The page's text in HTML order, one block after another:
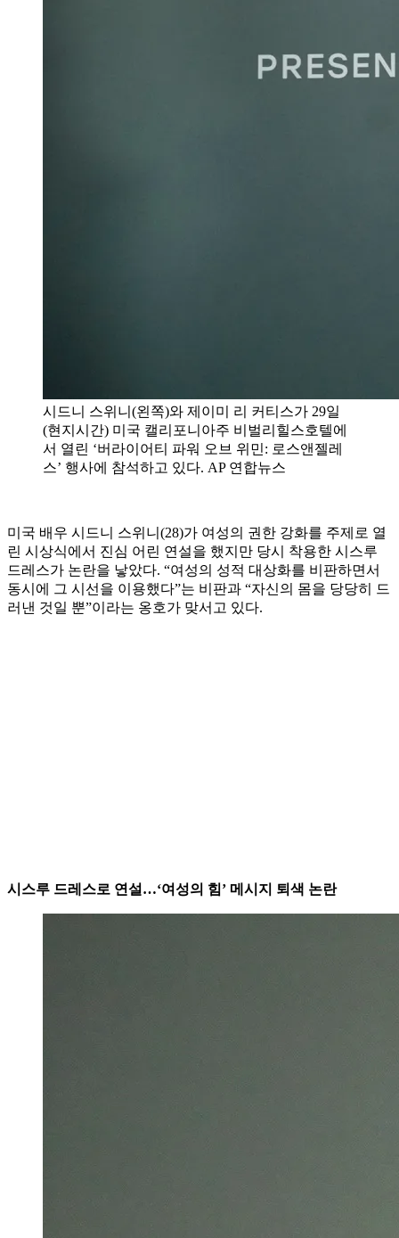
시드니 스위니(왼쪽)와 제이미 리 커티스가 29일
(현지시간) 미국 캘리포니아주 비벌리힐스호텔에
서 열린 ‘버라이어티 파워 오브 위민: 로스앤젤레
스’ 행사에 참석하고 있다. AP 연합뉴스
미국 배우 시드니 스위니(28)가 여성의 권한 강화를 주제로 열
린 시상식에서 진심 어린 연설을 했지만 당시 착용한 시스루
드레스가 논란을 낳았다. “여성의 성적 대상화를 비판하면서
동시에 그 시선을 이용했다”는 비판과 “자신의 몸을 당당히 드
러낸 것일 뿐”이라는 옹호가 맞서고 있다.
시스루 드레스로 연설…‘여성의 힘’ 메시지 퇴색 논란